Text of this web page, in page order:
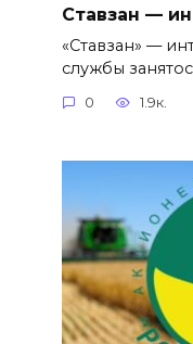
Ставзан —
«Ставзан» —
службы
0 1.9к.